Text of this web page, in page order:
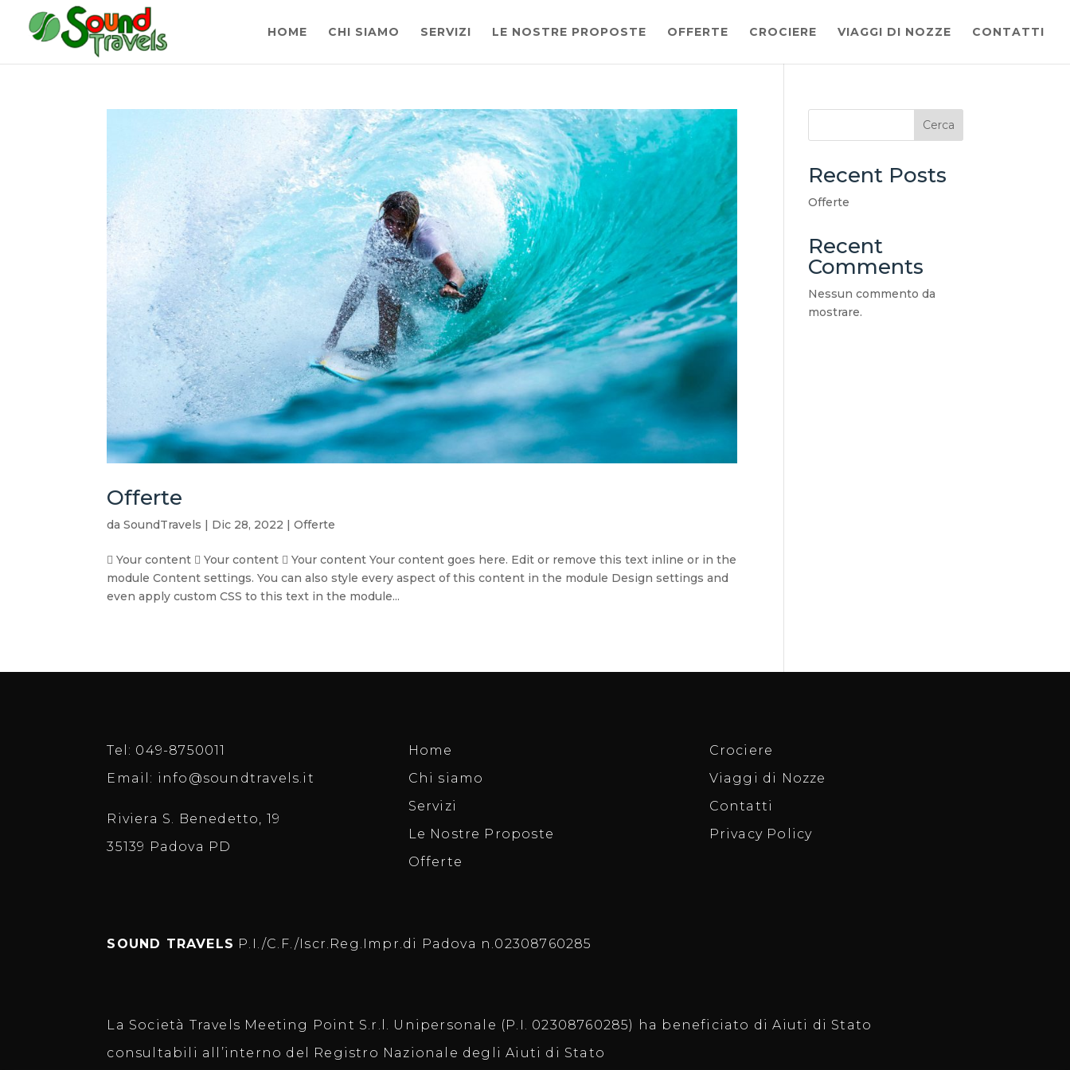
HOME CHI SIAMO SERVIZI LE NOSTRE PROPOSTE OFFERTE CROCIERE VIAGGI DI NOZZE CONTATTI
Offerte
daSoundTravels | Dic 28, 2022 |Offerte
 Your content  Your content  Your content Your content goes here. Edit or remove this text inline or in the
module Content settings. You can also style every aspect of this content in the module Design settings and
even apply custom CSS to this text in the module...
Cerca
Recent Posts
Offerte
Recent
Comments
Nessun commento da
mostrare.
Tel: 049-8750011
Email: info@soundtravels.it
Riviera S. Benedetto, 19
35139 Padova PD
Home
Chi siamo
Servizi
Le Nostre Proposte
Offerte
Crociere
Viaggi di Nozze
Contatti
Privacy Policy
SOUND TRAVELS P.I./C.F./Iscr.Reg.Impr.di Padova n.02308760285
La Società Travels Meeting Point S.r.l. Unipersonale (P.I. 02308760285) ha beneficiato di Aiuti di Stato
consultabili all’interno del Registro Nazionale degli Aiuti di Stato